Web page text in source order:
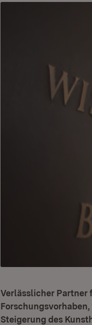
Verlässlicher Partner
Steigerung des